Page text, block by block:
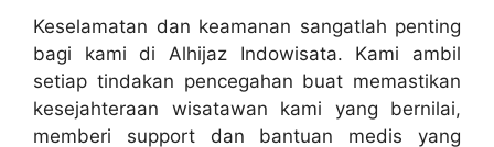
Keselamatan dan keamanan sangatlah penting
bagi kami di Alhijaz Indowisata. Kami ambil
setiap tindakan pencegahan buat memastikan
kesejahteraan wisatawan kami yang bernilai,
memberi support dan bantuan medis yang